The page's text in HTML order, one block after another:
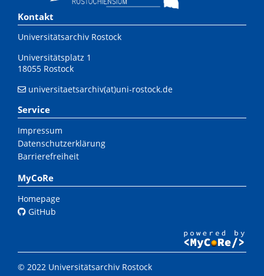
Kontakt
Universitätsarchiv Rostock
Universitätsplatz 1
18055 Rostock
universitaetsarchiv(at)uni-rostock.de
Service
Impressum
Datenschutzerklärung
Barrierefreiheit
MyCoRe
Homepage
GitHub
© 2022 Universitätsarchiv Rostock